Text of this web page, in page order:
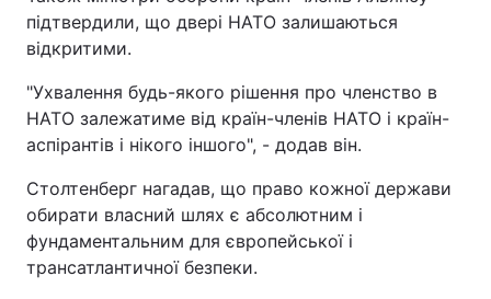
підтвердили, що двері НАТО залишаються
відкритими.
"Ухвалення будь-якого рішення про членство в
НАТО залежатиме від країн-членів НАТО і країн-
аспірантів і нікого іншого", - додав він.
Столтенберг нагадав, що право кожної держави
обирати власний шлях є абсолютним і
фундаментальним для європейської і
трансатлантичної безпеки.